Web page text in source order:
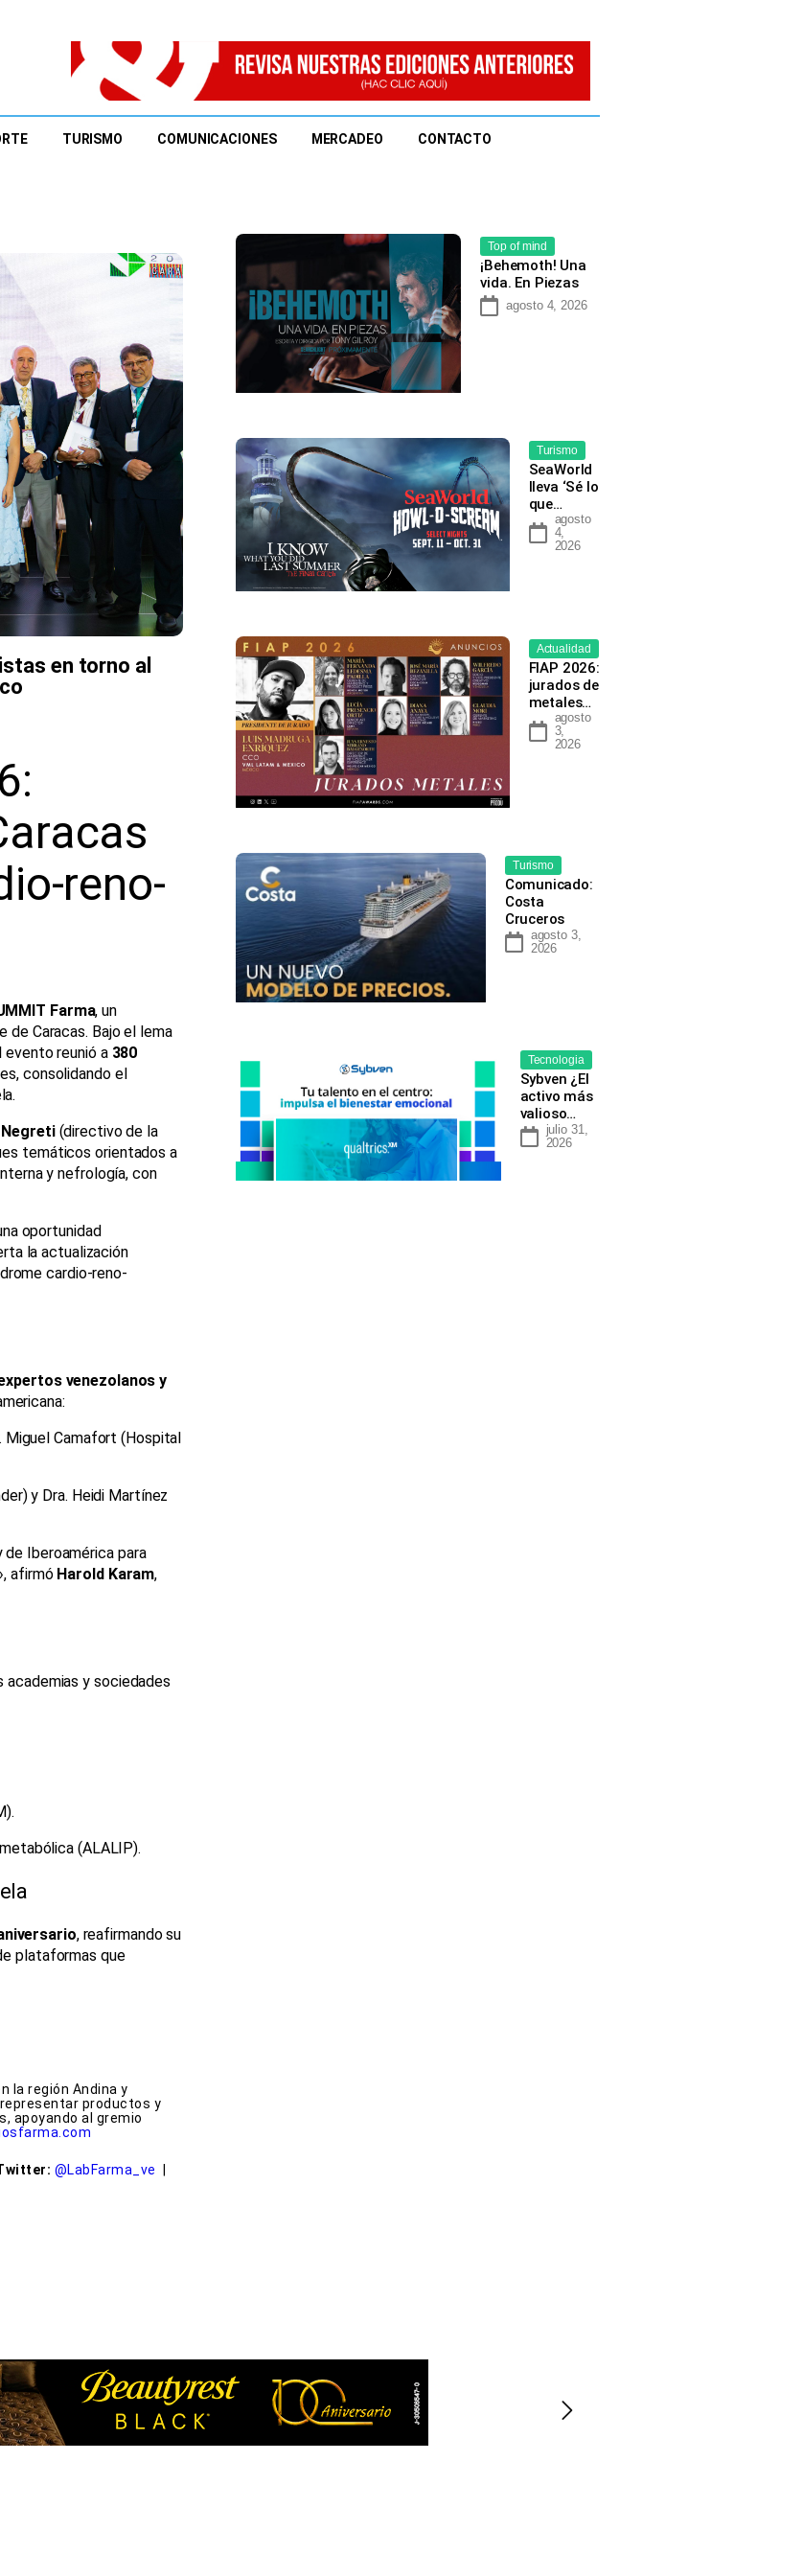
TURISMO COMUNICACIONES MERCADEO CONTACTO
en torno al
reno-
Farma, un
Caracas. Bajo el lema
evento reunió a 380
consolidando el
(directivo de la
temáticos orientados a
y nefrología, con
oportunidad
la actualización
cardio-reno-
venezolanos y
Miguel Camafort (Hospital
y Dra. Heidi Martínez
Iberoamérica para
afirmó Harold Karam,
academias y sociedades
(ALALIP).
, reafirmando su
plataformas que
la región Andina y
productos y
apoyando al gremio
@LabFarma_ve
Top of mind
¡Behemoth! Una
vida. En Piezas
agosto 4, 2026
Turismo
SeaWorld
lleva ‘Sé lo
que…
agosto
4,
2026
Actualidad
FIAP 2026:
jurados de
metales…
agosto
3,
2026
Turismo
Comunicado:
Costa
Cruceros
agosto 3,
2026
Tecnologia
Sybven ¿El
activo más
valioso…
julio 31,
2026